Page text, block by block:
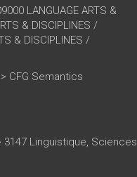
LANGUAGE ARTS &
& DISCIPLINES /
& DISCIPLINES /
CFG Semantics
3147 Linguistique, Sciences